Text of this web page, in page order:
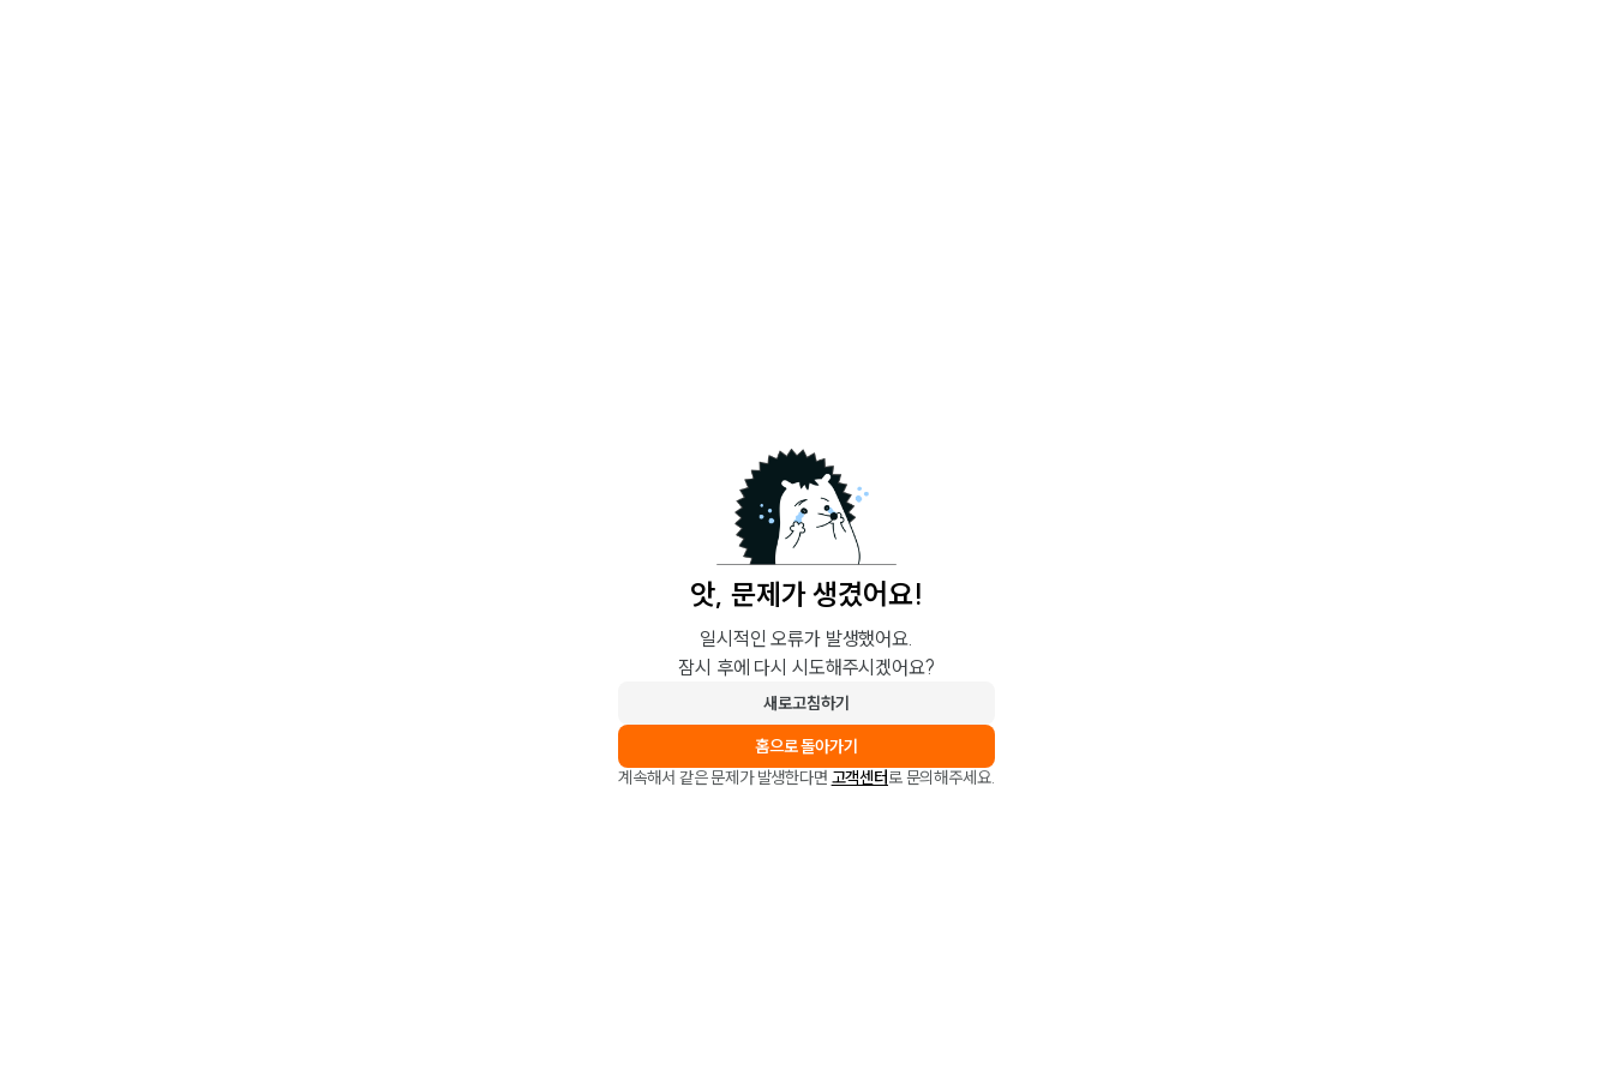
앗, 문제가 생겼어요!
일시적인 오류가 발생했어요.
잠시 후에 다시 시도해주시겠어요?
새로고침하기
홈으로 돌아가기
계속해서 같은 문제가 발생한다면 고객센터로 문의해주세요.